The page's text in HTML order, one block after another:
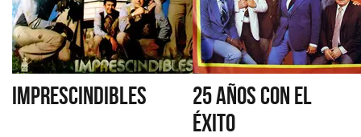
IMPRESCINDIBLES
25 AÑOS CON EL
ÉXITO